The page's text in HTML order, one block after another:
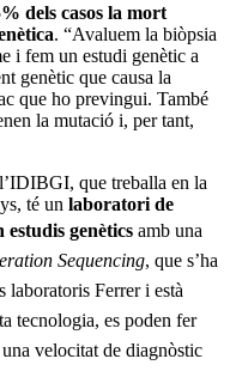
dels casos la mort
. “Avaluem la biòpsia
i fem un estudi genètic a
genètic que causa la
que ho previngui. També
la mutació i, per tant,
que treballa en la
té un laboratori de
genètics amb una
Sequencing, que s’ha
laboratoris Ferrer i està
tecnologia, es poden fer
velocitat de diagnòstic